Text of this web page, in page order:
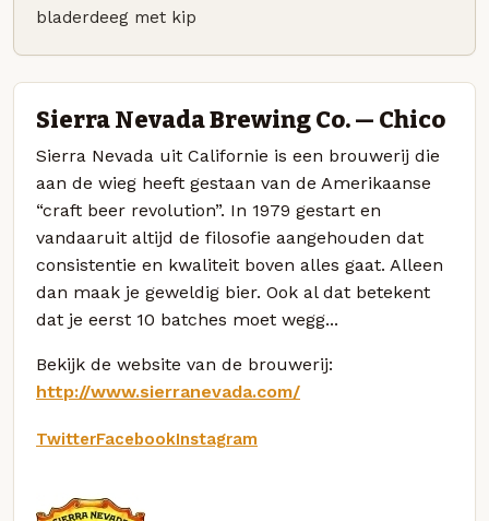
bladerdeeg met kip
Sierra Nevada Brewing Co. — Chico
Sierra Nevada uit Californie is een brouwerij die
aan de wieg heeft gestaan van de Amerikaanse
“craft beer revolution”. In 1979 gestart en
vandaaruit altijd de filosofie aangehouden dat
consistentie en kwaliteit boven alles gaat. Alleen
dan maak je geweldig bier. Ook al dat betekent
dat je eerst 10 batches moet wegg...
Bekijk de website van de brouwerij:
http://www.sierranevada.com/
TwitterFacebookInstagram